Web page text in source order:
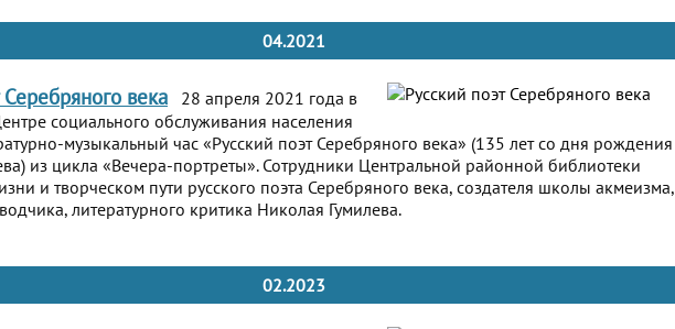
04.2021
века
28 апреля 2021 года в
социального обслуживания населения
музыкальный час «Русский поэт Серебряного века» (135 лет со дня рождения
из цикла «Вечера-портреты». Сотрудники Центральной районной библиотеки
и творческом пути русского поэта Серебряного века, создателя школы акмеизма,
литературного критика Николая Гумилева.
02.2023